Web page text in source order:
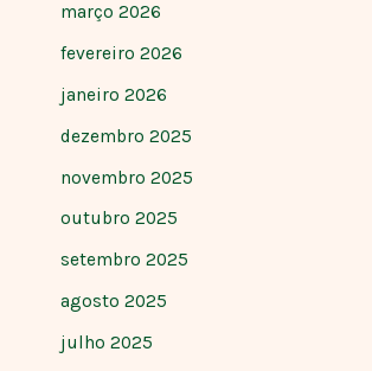
março 2026
fevereiro 2026
janeiro 2026
dezembro 2025
novembro 2025
outubro 2025
setembro 2025
agosto 2025
julho 2025